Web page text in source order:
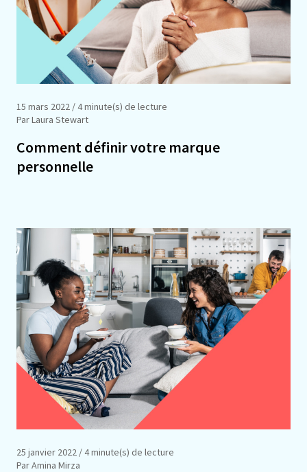
15 mars 2022 / 4 minute(s) de lecture
Par Laura Stewart
Comment définir votre marque
personnelle
25 janvier 2022 / 4 minute(s) de lecture
Par Amina Mirza